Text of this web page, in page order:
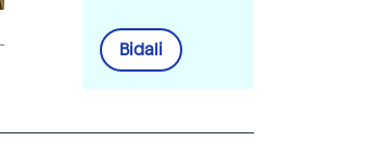
Bidali